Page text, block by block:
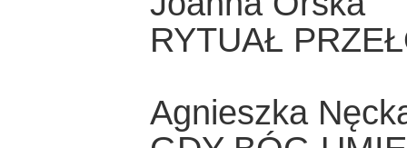
RYTUAŁ
Agnieszka